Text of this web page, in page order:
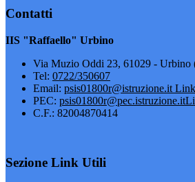
Contatti
IIS "Raffaello" Urbino
Via Muzio Oddi 23, 61029 - Urbino
Tel: 0722/350607
Email: psis01800r@istruzione.it
PEC: psis01800r@pec.istruzione.it
C.F.: 82004870414
Sezione Link Utili